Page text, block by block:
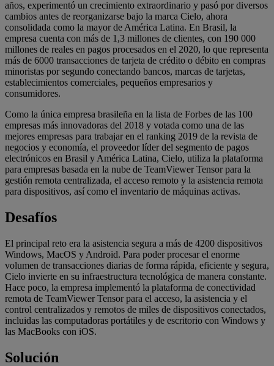
años, experimentó un crecimiento extraordinario y pasó por diversos
cambios antes de reorganizarse bajo la marca Cielo, ahora
consolidada como la mayor de América Latina. En Brasil, la
empresa cuenta con más de 1,3 millones de clientes, con 190 000
millones de reales en pagos procesados en el 2020, lo que representa
más de 6000 transacciones de tarjeta de crédito o débito en compras
minoristas por segundo conectando bancos, marcas de tarjetas,
establecimientos comerciales, pequeños empresarios y
consumidores.
Como la única empresa brasileña en la lista de Forbes de las 100
empresas más innovadoras del 2018 y votada como una de las
mejores empresas para trabajar en el ranking 2019 de la revista de
negocios y economía, el proveedor líder del segmento de pagos
electrónicos en Brasil y América Latina, Cielo, utiliza la plataforma
para empresas basada en la nube de TeamViewer Tensor para la
gestión remota centralizada, el acceso remoto y la asistencia remota
para dispositivos, así como el inventario de máquinas activas.
Desafíos
El principal reto era la asistencia segura a más de 4200 dispositivos
Windows, MacOS y Android. Para poder procesar el enorme
volumen de transacciones diarias de forma rápida, eficiente y segura,
Cielo invierte en su infraestructura tecnológica de manera constante.
Hace poco, la empresa implementó la plataforma de conectividad
remota de TeamViewer Tensor para el acceso, la asistencia y el
control centralizados y remotos de miles de dispositivos conectados,
incluidas las computadoras portátiles y de escritorio con Windows y
las MacBooks con iOS.
Solución